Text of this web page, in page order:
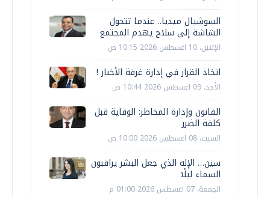
السوشيال ميديا.. عندما تتحول
الشاشة إلى سلاح يهدم المجتمع
الإثنين، 10 اغسطس 2026 10:15 ص
اتخاذ القرار في إدارة غرفة الأخبار !
الأحد، 09 اغسطس 2026 10:44 ص
القانون وإدارة المخاطر: الوقاية قبل
كلفة الضرر
السبت، 08 اغسطس 2026 10:00 ص
سين… الإله الذي جعل البشر يراقبون
السماء ليلًا
الجمعة، 07 اغسطس 2026 01:00 م